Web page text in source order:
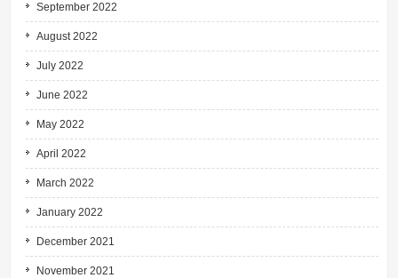
September 2022
August 2022
July 2022
June 2022
May 2022
April 2022
March 2022
January 2022
December 2021
November 2021